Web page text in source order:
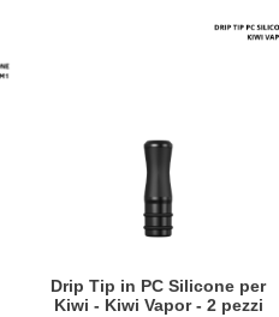
Drip Tip in PC Silicone per
Kiwi - Kiwi Vapor - 2 pezzi